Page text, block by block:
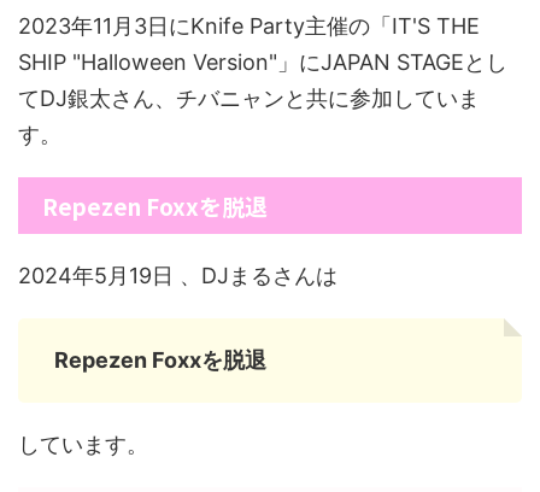
2023年11月3日にKnife Party主催の「IT'S THE
SHIP "Halloween Version"」にJAPAN STAGEとし
てDJ銀太さん、チバニャンと共に参加していま
す。
Repezen Foxxを脱退
2024年5月19日 、DJまるさんは
Repezen Foxxを脱退
しています。